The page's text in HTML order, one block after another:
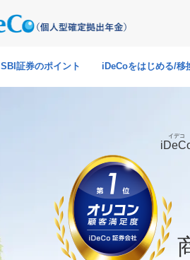
SBI証券のポイント iDeCoをはじめる/移